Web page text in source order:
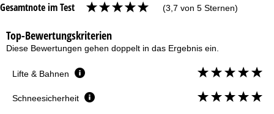
Gesamtnote im Test (3,7 von 5 Sternen)
Top-Bewertungskriterien
Diese Bewertungen gehen doppelt in das Ergebnis ein.
Lifte & Bahnen
Schneesicherheit